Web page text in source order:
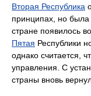
Вторая Республика
принципах, но была
стране появилось
Пятая Республики
однако считается,
управления. С
страны вновь